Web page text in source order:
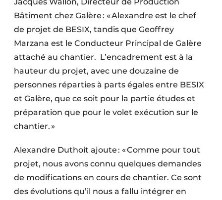
Bâtiment chez Galère : « Alexandre est le chef
de projet de BESIX, tandis que Geoffrey
Marzana est le Conducteur Principal de Galère
attaché au chantier. L’encadrement est à la
hauteur du projet, avec une douzaine de
personnes réparties à parts égales entre BESIX
et Galère, que ce soit pour la partie études et
préparation que pour le volet exécution sur le
chantier. »
Alexandre Duthoit ajoute : « Comme pour tout
projet, nous avons connu quelques demandes
de modifications en cours de chantier. Ce sont
des évolutions qu’il nous a fallu intégrer en